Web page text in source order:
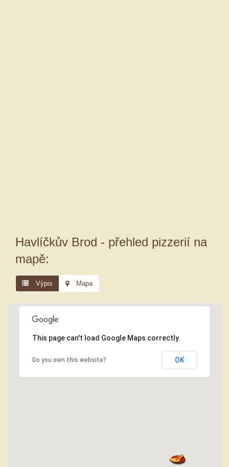
Havlíčkův Brod - přehled pizzerií na
mapě:
Výpis Mapa
This page can't load Google Maps correctly.
Do you own this website? OK